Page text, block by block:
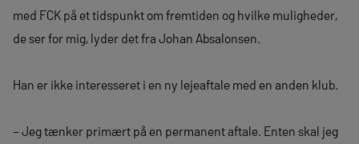
med FCK på et tidspunkt om fremtiden og hvilke muligheder,
de ser for mig, lyder det fra Johan Absalonsen.
Han er ikke interesseret i en ny lejeaftale med en anden klub.
– Jeg tænker primært på en permanent aftale. Enten skal jeg